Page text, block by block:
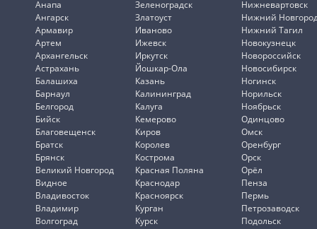
Анапа
Ангарск
Армавир
Артем
Архангельск
Астрахань
Балашиха
Барнаул
Белгород
Бийск
Благовещенск
Братск
Брянск
Великий Новгород
Видное
Владивосток
Владимир
Волгоград
Зеленоградск
Златоуст
Иваново
Ижевск
Иркутск
Йошкар-Ола
Казань
Калининград
Калуга
Кемерово
Киров
Королев
Кострома
Красная Поляна
Краснодар
Красноярск
Курган
Курск
Нижневартовск
Нижний
Нижний Тагил
Новокузнецк
Новороссийск
Новосибирск
Ногинск
Норильск
Ноябрьск
Одинцово
Омск
Оренбург
Орск
Орёл
Пенза
Пермь
Петрозаводск
Подольск